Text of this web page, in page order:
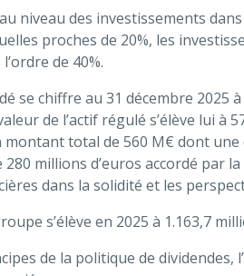
niveau des investissements
proches de 20%, les
de 40%.
se chiffre au 31 décembre 2025
de l’actif régulé s’élève lui à
total de 560 M€ dont
millions d’euros accordé par
dans la solidité et les
s’élève en 2025 à 1.163,7
de la politique de dividendes,